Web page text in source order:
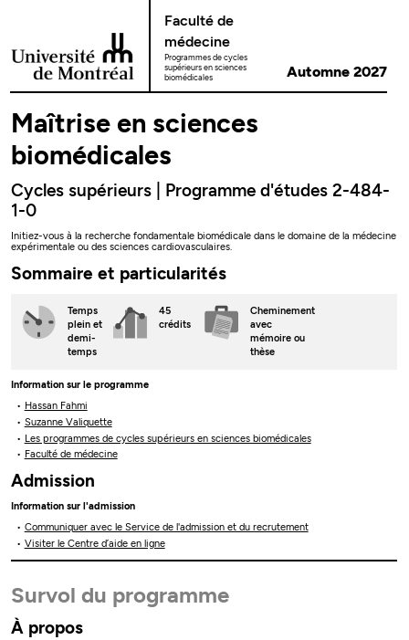
Faculté de
médecine
Programmes de cycles
supérieurs en sciences
biomédicales
Automne 2027
Maîtrise en sciences
biomédicales
Cycles supérieurs | Programme d'études 2-484-
1-0
Initiez-vous à la recherche fondamentale biomédicale dans le domaine de la médecine
expérimentale ou des sciences cardiovasculaires.
Sommaire et particularités
Temps
plein et
demi-
temps
45
crédits
Cheminement
avec
mémoire ou
thèse
Information sur le programme
Hassan Fahmi
Suzanne Valiquette
Les programmes de cycles supérieurs en sciences biomédicales
Faculté de médecine
Admission
Information sur l'admission
Communiquer avec le Service de l'admission et du recrutement
Visiter le Centre d’aide en ligne
Survol du programme
À propos